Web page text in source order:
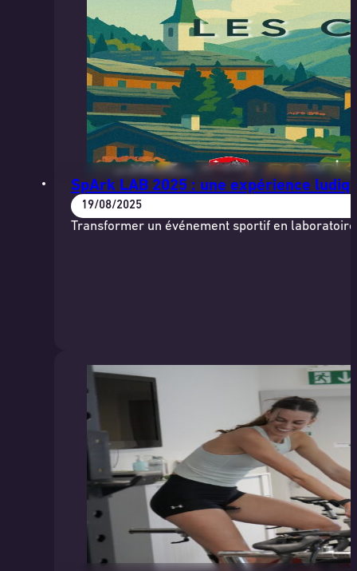
SpArk LAB 2025 : une expérience
19/08/2025
Transformer un événement sportif en